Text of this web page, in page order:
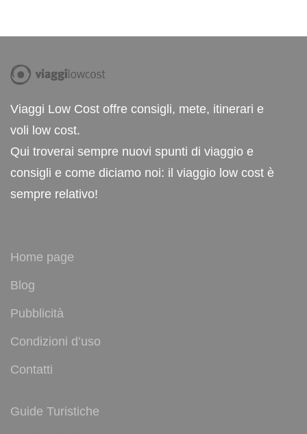
Viaggi Low Cost offre consigli, mete, itinerari e
voli low cost.
Qui troverai sempre nuovi spunti di viaggio e
consigli e come diciamo noi: il viaggio low cost è
sempre relativo!
Home page
Blog
Pubblicità
Condizioni d’uso
Contatti
Guide Turistiche